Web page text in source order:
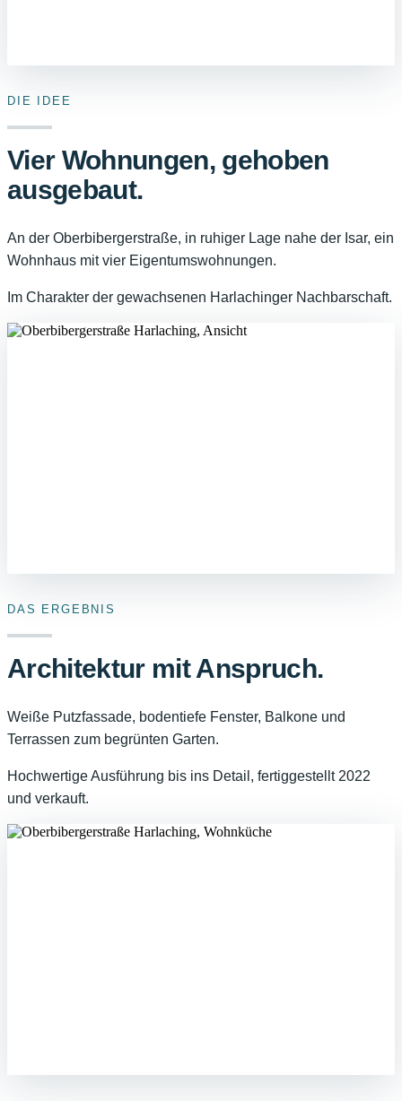
DIE IDEE
Vier Wohnungen, gehoben
ausgebaut.
An der Oberbibergerstraße, in ruhiger Lage nahe der Isar, ein
Wohnhaus mit vier Eigentumswohnungen.
Im Charakter der gewachsenen Harlachinger Nachbarschaft.
DAS ERGEBNIS
Architektur mit Anspruch.
Weiße Putzfassade, bodentiefe Fenster, Balkone und
Terrassen zum begrünten Garten.
Hochwertige Ausführung bis ins Detail, fertiggestellt 2022
und verkauft.